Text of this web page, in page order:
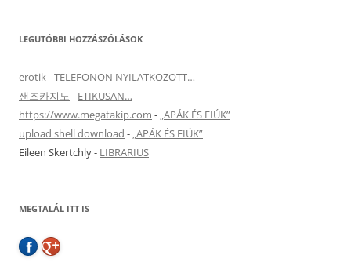
LEGUTÓBBI HOZZÁSZÓLÁSOK
erotik-TELEFONON NYILATKOZOTT…
샌즈카지노 - ETIKUSAN…
https://www.megatakip.com - „APÁK ÉS FIÚK”
upload shell download - „APÁK ÉS FIÚK”
Eileen Skertchly- LIBRARIUS
MEGTALÁL ITT IS